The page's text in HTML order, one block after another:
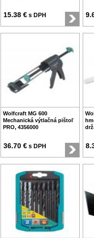
15.38 € s DPH
Wolfcraft MG 600
Mechanická výtlačná pištoľ
PRO, 4356000
36.70 € s DPH